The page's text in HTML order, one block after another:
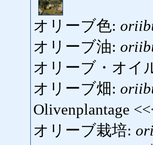
オリーブ色:
オリーブ油:
オリーブ・オイ
オリーブ畑:
Olivenplantage
オリーブ栽培: